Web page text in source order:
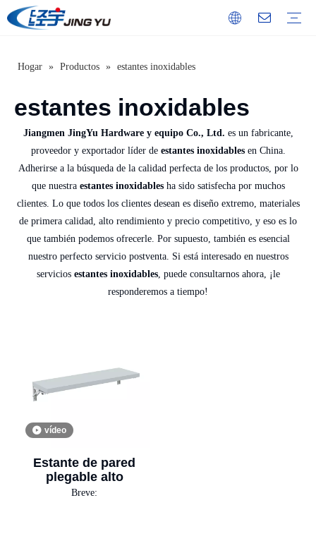
Hogar » Productos » estantes inoxidables
estantes inoxidables
Jiangmen JingYu Hardware y equipo Co., Ltd. es un fabricante,
proveedor y exportador líder de estantes inoxidablesen China.
Adherirse a la búsqueda de la calidad perfecta de los productos, por lo
que nuestra estantes inoxidablesha sido satisfecha por muchos
clientes. Lo que todos los clientes desean es diseño extremo, materiales
de primera calidad, alto rendimiento y precio competitivo, y eso es lo
que también podemos ofrecerle. Por supuesto, también es esencial
nuestro perfecto servicio postventa. Si está interesado en nuestros
servicios estantes inoxidables, puede consultarnos ahora, ¡le
responderemos a tiempo!
vídeo
Estante de pared
plegable alto
Breve: